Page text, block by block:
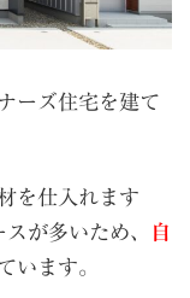
ーズ住宅を建て
を仕入れます
が多いため、
自
います。